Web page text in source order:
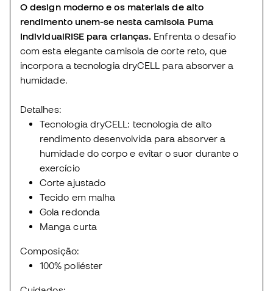
O design moderno e os materiais de alto
rendimento unem-se nesta camisola Puma
IndividualRISE para crianças. Enfrenta o desafio
com esta elegante camisola de corte reto, que
incorpora a tecnologia dryCELL para absorver a
humidade.
Detalhes:
Tecnologia dryCELL: tecnologia de alto
rendimento desenvolvida para absorver a
humidade do corpo e evitar o suor durante o
exercício
Corte ajustado
Tecido em malha
Gola redonda
Manga curta
Composição:
100% poliéster